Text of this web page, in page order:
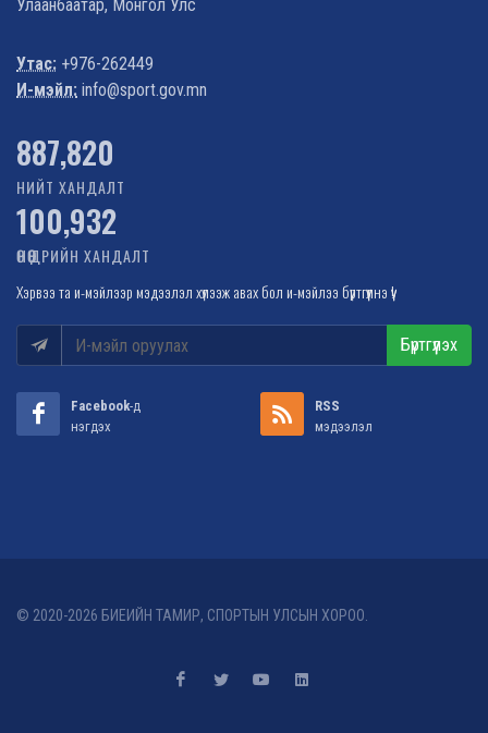
Улаанбаатар, Монгол Улс
Утас: +976-262449
И-мэйл: info@sport.gov.mn
1,022,338
НИЙТ ХАНДАЛТ
100,932
ӨНӨӨДРИЙН ХАНДАЛТ
Хэрвээ та и-мэйлээр мэдээлэл хүлээж авах бол и-мэйлээ бүртгүүлнэ үү!
Бүртгүүлэх
Facebook-д
нэгдэх
RSS
мэдээлэл
© 2020-2026 БИЕИЙН ТАМИР, СПОРТЫН УЛСЫН ХОРОО.